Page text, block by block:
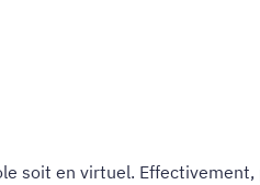
soit en virtuel. Effectivement,